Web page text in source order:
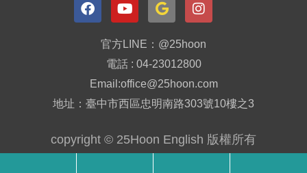
官方LINE：@25hoon
電話 : 04-23012800
Email:office@25hoon.com
地址：臺中市西區忠明南路303號10樓之3
copyright © 25Hoon English 版權所有